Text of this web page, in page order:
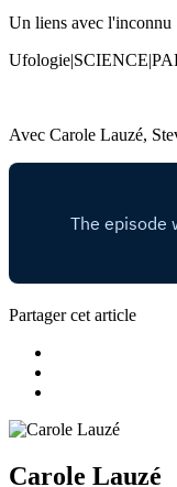
Un liens avec l'inconnu
Avec Carole Lauzé,
Partager cet article
Carole Lauzé